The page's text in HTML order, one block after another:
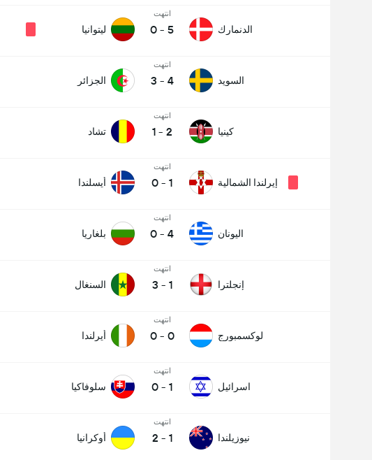
الدنمارك
انتهت
5
-
0 ليتوانيا
السويد
انتهت
4
-
3 الجزائر
كينيا
انتهت
2
-
1 تشاد
إيرلندا الشمالية
انتهت
1
-
0 أيسلندا
اليونان
انتهت
4
-
0 بلغاريا
إنجلترا
انتهت
1
-
3 السنغال
لوكسمبورج
انتهت
0
-
0 أيرلندا
اسرائيل
انتهت
1
-
0 سلوفاكيا
نيوزيلندا
انتهت
1
-
2 أوكرانيا